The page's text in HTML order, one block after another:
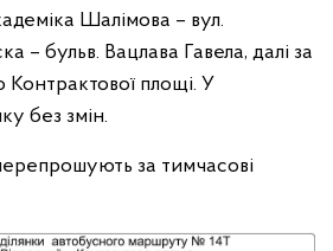
Шалімова – вул.
– бульв. Вацлава Гавела, далі за
площі. У
без змін.
за тимчасові